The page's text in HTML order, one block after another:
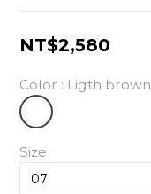
NT$2,580
Color : Ligth brown
Size